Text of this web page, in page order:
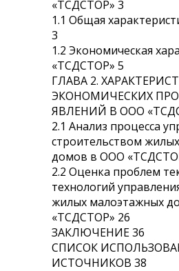
«ТСДСТОР» 3
1.1 Общая
3
1.2 Экономическая
«ТСДСТОР» 5
ГЛАВА 2.
ЭКОНОМИЧЕСКИХ
ЯВЛЕНИЙ В ООО
2.1 Анализ процесса
строительством
домов в ООО
2.2 Оценка проблем
технологий
жилых малоэтажных
«ТСДСТОР» 26
ЗАКЛЮЧЕНИЕ 36
СПИСОК
ИСТОЧНИКОВ 38